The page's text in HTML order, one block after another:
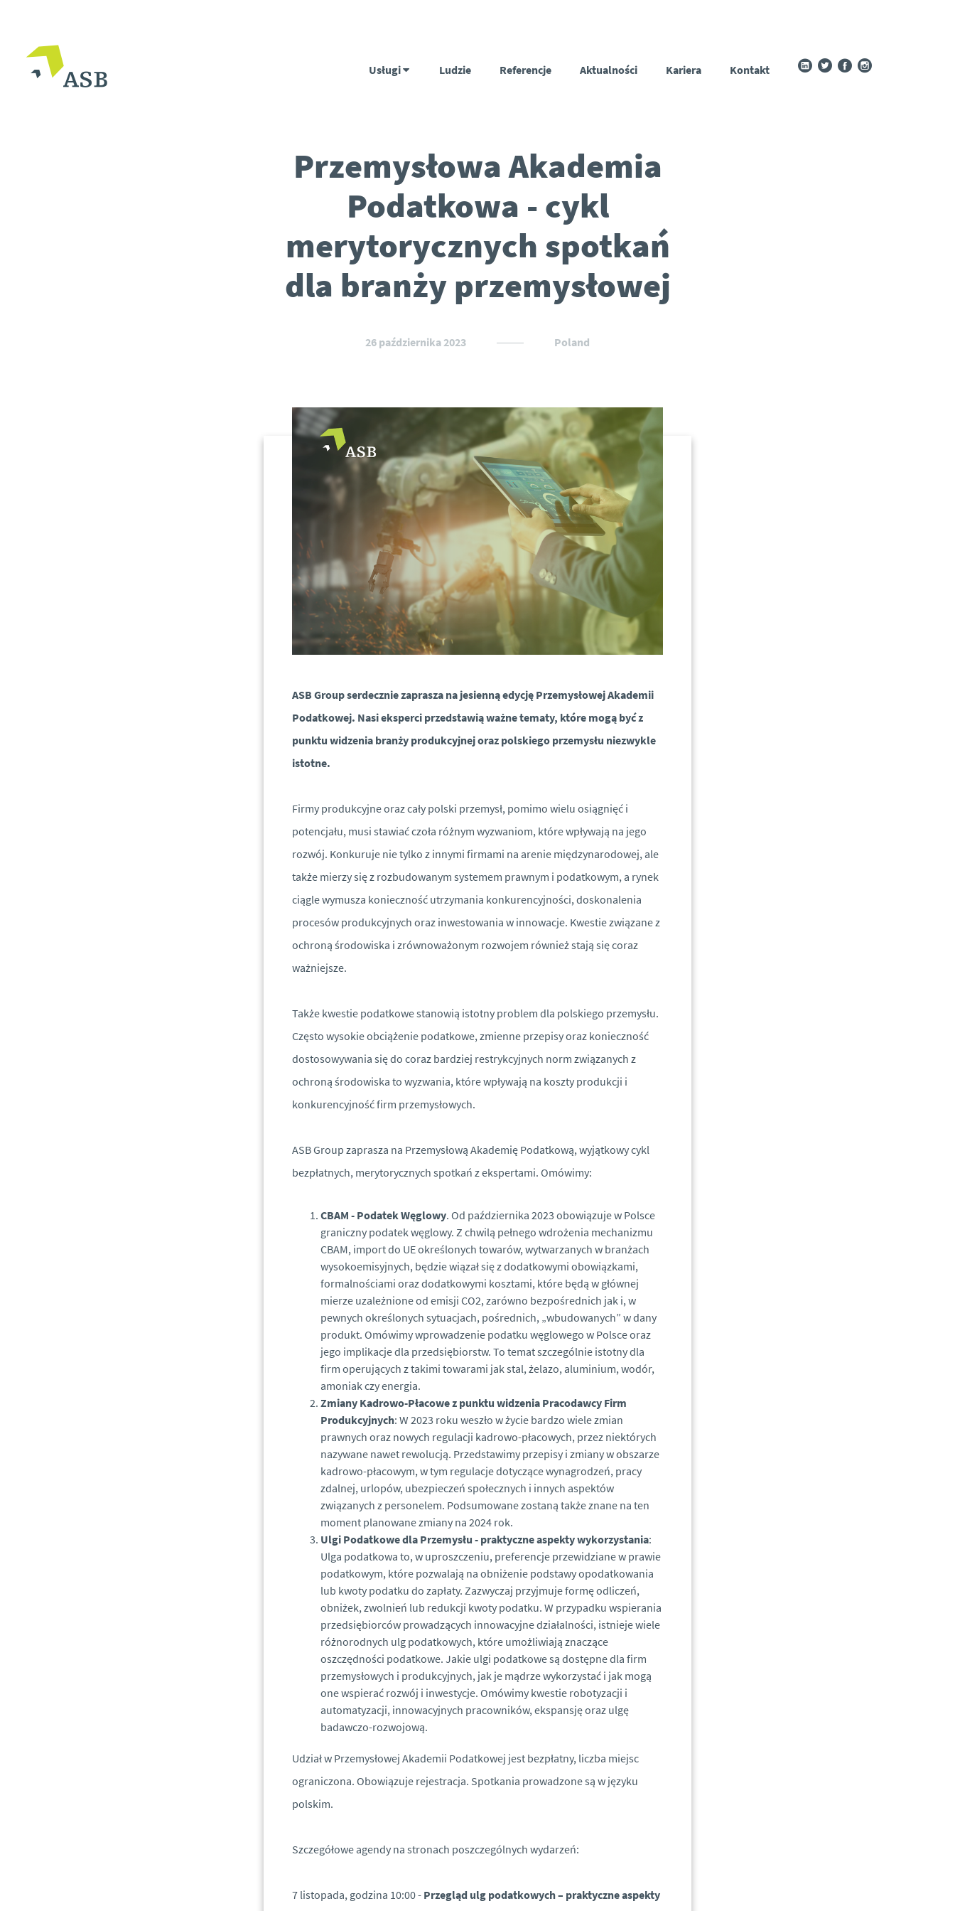
Usługi Ludzie Referencje Aktualności Kariera Kontakt
Przemysłowa Akademia
Podatkowa - cykl
merytorycznych spotkań
dla branży przemysłowej
26 października 2023 Poland
ASB Group serdecznie zaprasza na jesienną edycję Przemysłowej Akademii
Podatkowej. Nasi eksperci przedstawią ważne tematy, które mogą być z
punktu widzenia branży produkcyjnej oraz polskiego przemysłu niezwykle
istotne.
Firmy produkcyjne oraz cały polski przemysł, pomimo wielu osiągnięć i
potencjału, musi stawiać czoła różnym wyzwaniom, które wpływają na jego
rozwój. Konkuruje nie tylko z innymi firmami na arenie międzynarodowej, ale
także mierzy się z rozbudowanym systemem prawnym i podatkowym, a rynek
ciągle wymusza konieczność utrzymania konkurencyjności, doskonalenia
procesów produkcyjnych oraz inwestowania w innowacje. Kwestie związane z
ochroną środowiska i zrównoważonym rozwojem również stają się coraz
ważniejsze.
Także kwestie podatkowe stanowią istotny problem dla polskiego przemysłu.
Często wysokie obciążenie podatkowe, zmienne przepisy oraz konieczność
dostosowywania się do coraz bardziej restrykcyjnych norm związanych z
ochroną środowiska to wyzwania, które wpływają na koszty produkcji i
konkurencyjność firm przemysłowych.
ASB Group zaprasza na Przemysłową Akademię Podatkową, wyjątkowy cykl
bezpłatnych, merytorycznych spotkań z ekspertami. Omówimy:
CBAM - Podatek Węglowy. Od października 2023 obowiązuje w Polsce
graniczny podatek węglowy. Z chwilą pełnego wdrożenia mechanizmu
CBAM, import do UE określonych towarów, wytwarzanych w branżach
wysokoemisyjnych, będzie wiązał się z dodatkowymi obowiązkami,
formalnościami oraz dodatkowymi kosztami, które będą w głównej
mierze uzależnione od emisji CO2, zarówno bezpośrednich jak i, w
pewnych określonych sytuacjach, pośrednich, „wbudowanych” w dany
produkt. Omówimy wprowadzenie podatku węglowego w Polsce oraz
jego implikacje dla przedsiębiorstw. To temat szczególnie istotny dla
firm operujących z takimi towarami jak stal, żelazo, aluminium, wodór,
amoniak czy energia.
Zmiany Kadrowo-Płacowe z punktu widzenia Pracodawcy Firm
Produkcyjnych: W 2023 roku weszło w życie bardzo wiele zmian
prawnych oraz nowych regulacji kadrowo-płacowych, przez niektórych
nazywane nawet rewolucją. Przedstawimy przepisy i zmiany w obszarze
kadrowo-płacowym, w tym regulacje dotyczące wynagrodzeń, pracy
zdalnej, urlopów, ubezpieczeń społecznych i innych aspektów
związanych z personelem. Podsumowane zostaną także znane na ten
moment planowane zmiany na 2024 rok.
Ulgi Podatkowe dla Przemysłu - praktyczne aspekty wykorzystania:
Ulga podatkowa to, w uproszczeniu, preferencje przewidziane w prawie
podatkowym, które pozwalają na obniżenie podstawy opodatkowania
lub kwoty podatku do zapłaty. Zazwyczaj przyjmuje formę odliczeń,
obniżek, zwolnień lub redukcji kwoty podatku. W przypadku wspierania
przedsiębiorców prowadzących innowacyjne działalności, istnieje wiele
różnorodnych ulg podatkowych, które umożliwiają znaczące
oszczędności podatkowe. Jakie ulgi podatkowe są dostępne dla firm
przemysłowych i produkcyjnych, jak je mądrze wykorzystać i jak mogą
one wspierać rozwój i inwestycje. Omówimy kwestie robotyzacji i
automatyzacji, innowacyjnych pracowników, ekspansję oraz ulgę
badawczo-rozwojową.
Udział w Przemysłowej Akademii Podatkowej jest bezpłatny, liczba miejsc
ograniczona. Obowiązuje rejestracja. Spotkania prowadzone są w języku
polskim.
Szczegółowe agendy na stronach poszczególnych wydarzeń:
7 listopada, godzina 10:00 - Przegląd ulg podatkowych – praktyczne aspekty